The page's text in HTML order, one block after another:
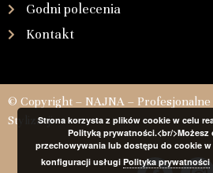
Godni polecenia
Kontakt
© Copyright – NAJNA – Profesjonalne
StylizacjiStrona korzysta z plików cookie w celu
Polityką prywatności.<br/
przechowywania lub dostępu do cookie
konfiguracji usługi Polityka prywatności